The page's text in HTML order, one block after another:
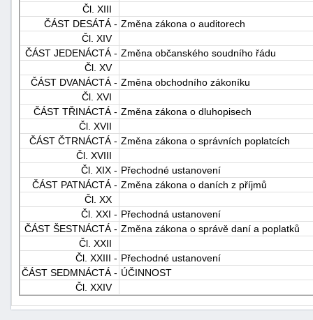
Čl. XIII
ČÁST DESÁTÁ - Změna zákona o auditorech
Čl. XIV
ČÁST JEDENÁCTÁ - Změna občanského soudního řádu
Čl. XV
ČÁST DVANÁCTÁ - Změna obchodního zákoníku
Čl. XVI
ČÁST TŘINÁCTÁ - Změna zákona o dluhopisech
Čl. XVII
ČÁST ČTRNÁCTÁ - Změna zákona o správních poplatcích
Čl. XVIII
Čl. XIX - Přechodné ustanovení
ČÁST PATNÁCTÁ - Změna zákona o daních z příjmů
Čl. XX
Čl. XXI - Přechodná ustanovení
ČÁST ŠESTNÁCTÁ - Změna zákona o správě daní a poplatků
Čl. XXII
Čl. XXIII - Přechodné ustanovení
ČÁST SEDMNÁCTÁ - ÚČINNOST
Čl. XXIV
"náhradě
škod"